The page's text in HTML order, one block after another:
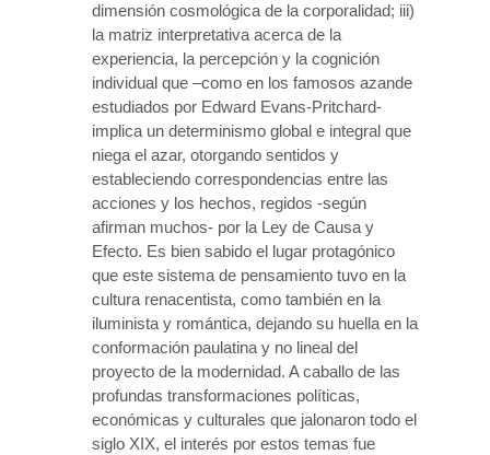
dimensión cosmológica de la corporalidad; iii)
la matriz interpretativa acerca de la
experiencia, la percepción y la cognición
individual que –como en los famosos azande
estudiados por Edward Evans-Pritchard-
implica un determinismo global e integral que
niega el azar, otorgando sentidos y
estableciendo correspondencias entre las
acciones y los hechos, regidos -según
afirman muchos- por la Ley de Causa y
Efecto. Es bien sabido el lugar protagónico
que este sistema de pensamiento tuvo en la
cultura renacentista, como también en la
iluminista y romántica, dejando su huella en la
conformación paulatina y no lineal del
proyecto de la modernidad. A caballo de las
profundas transformaciones políticas,
económicas y culturales que jalonaron todo el
siglo XIX, el interés por estos temas fue